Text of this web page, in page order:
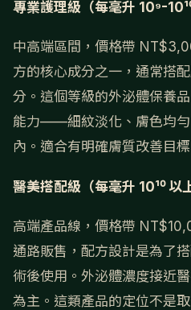
專業護理級（每毫升 10⁹-
中高端區間，價格帶
方的核心成分之一，通常搭
分。這個等級的外泌體保養
能力——細紋淡化、膚色均勻
內。適合有明確膚質改善目
醫美搭配級（每毫升 10¹⁰ 以
高端產品線，價格帶
通路販售，配方設計是為了
術後使用。外泌體濃度接近
為主。這類產品的定位不是